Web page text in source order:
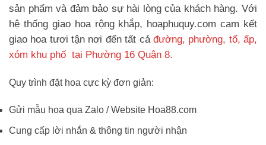
sản phẩm và đảm bảo sự hài lòng của khách hàng. Với
hệ thống giao hoa rộng khắp, hoaphuquy.com cam kết
giao hoa tươi tận nơi đến tất cả đường, phường, tổ, ấp,
xóm khu phố tại Phường 16 Quận 8.
Quy trình đặt hoa cực kỳ đơn giản:
Gửi mẫu hoa qua Zalo / Website Hoa88.com
Cung cấp lời nhắn & thông tin người nhận